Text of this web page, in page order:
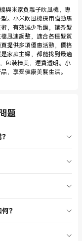
與米家負離子吹風機，專
。小米吹風機採用強勁馬
，有效減少毛躁，讓秀髮
風速調整，適合各種髮質
提供多項優惠活動，價格
家庭主婦，都能找到最適
包裝精美，運費透明。小
，享受健康美髮生活。
題
扣及積分回饋，部
時查詢訂單狀態，
吹風機則主打快速
？
購買 Xiaomi 吹風